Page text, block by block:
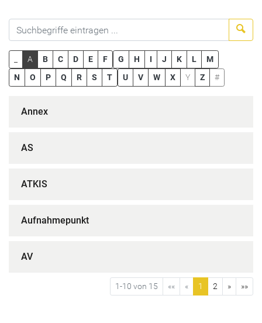
A B C D E F G H I J K L
M
N
O P Q R S T U V W X Y Z #
Annex
AS
ATKIS
Aufnahmepunkt
AV
1-10 von 15 «« « 1 2 » »»